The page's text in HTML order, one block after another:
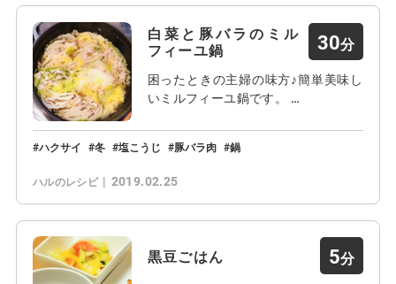
白菜と豚バラのミル
フィーユ鍋
30
困ったときの主婦の味方♪簡単美味し
いミルフィーユ鍋です。 …
ハクサイ 冬 塩こうじ 豚バラ肉 鍋
ハルのレシピ 2019.02.25
黒豆ごはん 5